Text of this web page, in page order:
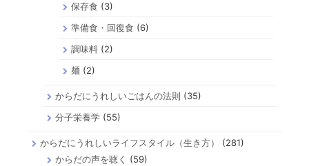
保存食 (3)
準備食・回復食 (6)
調味料(2)
麺 (2)
からだにうれしいごはんの法則 (35)
分子栄養学 (55)
からだにうれしいライフスタイル（生き方）
(281)
からだの声を聴く
(59)